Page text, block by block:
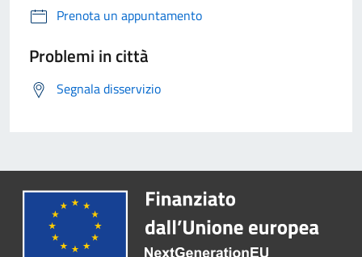
Prenota un appuntamento
Problemi in città
Segnala disservizio